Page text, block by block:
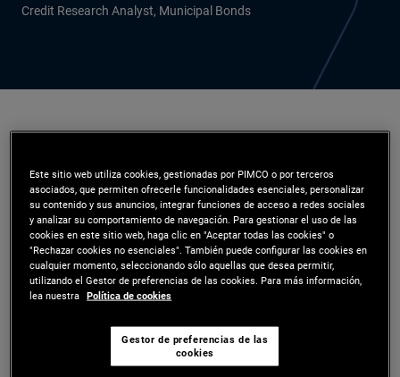
Credit Research Analyst, Municipal Bonds
municipal credit research analyst in the New York
office. Prior to joining PIMCO in 2014, he was an
associate at BNP Paribas, where he covered
energy and agribusiness companies. Previously,
he was an infrastructure credit analyst at Moody's
Investors Service. He has 23 years of investment
Este sitio web utiliza cookies, gestionadas por PIMCO o por terceros
asociados, que permiten ofrecerle funcionalidades esenciales, personalizar
su contenido y sus anuncios, integrar funciones de acceso a redes sociales
y analizar su comportamiento de navegación. Para gestionar el uso de las
cookies en este sitio web, haga clic en "Aceptar todas las cookies" o
"Rechazar cookies no esenciales". También puede configurar las cookies en
cualquier momento, seleccionando sólo aquellas que desea permitir,
utilizando el Gestor de preferencias de las cookies. Para más información,
lea nuestra Política de cookies
Gestor de preferencias de las
cookies